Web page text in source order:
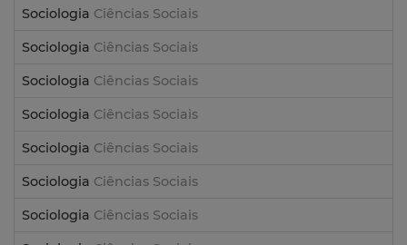
Sociologia Ciências Sociais
Sociologia Ciências Sociais
Sociologia Ciências Sociais
Sociologia Ciências Sociais
Sociologia Ciências Sociais
Sociologia Ciências Sociais
Sociologia Ciências Sociais